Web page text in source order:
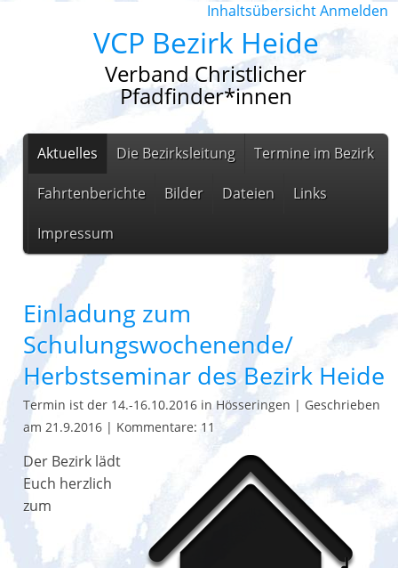
InhaltsübersichtAnmelden
VCP Bezirk Heide
Verband Christlicher
Pfadfinder*innen
Aktuelles Die Bezirksleitung Termine im Bezirk
Fahrtenberichte Bilder Dateien Links
Impressum
Einladung zum
Schulungswochenende/
Herbstseminar des Bezirk Heide
Termin ist der 14.-16.10.2016 in Hösseringen | Geschrieben
am 21.9.2016 | Kommentare: 11
Der Bezirk lädt
Euch herzlich
zum